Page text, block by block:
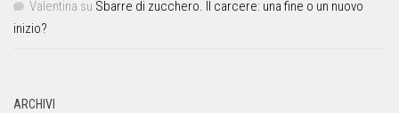
Valentina su Sbarre di zucchero. Il carcere: una fine o un nuovo
inizio?
ARCHIVI